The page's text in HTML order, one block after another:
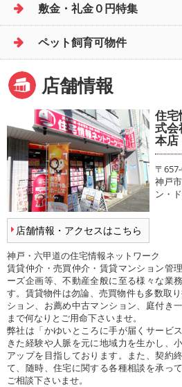
敷金・礼金０円特集
ペット飼育可物件
店舗情報
店舗情報・アクセスはこちら
住宅
式会
本店
〒
神戸
ン・
神戸・六甲道の住宅情報ネットワーク
賃貸仲介・売買仲介・賃貸マンション管
ーズ企画等、不動産全般に至る様々な業
す。賃貸物件は勿論、売買物件も多数取
ション、お薦め中古マンション、庭付き
まで何なりとご用命下さいませ。
弊社は「かゆいところに手が届くサービ
きた経験や人脈を元に地域力を生かし、
アップを目指しております。また、契約
て、随時、住宅に関する各種相談を承っ
ご相談下さいませ。